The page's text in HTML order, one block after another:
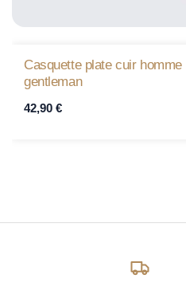
Casquette plate cuir homme
gentleman
42,90 €